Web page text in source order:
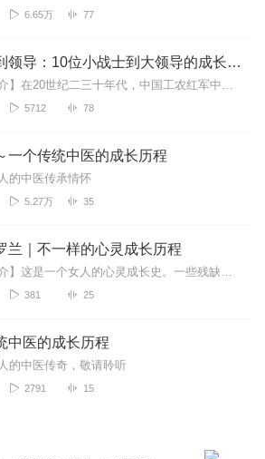
6.65万 77
从战士到领导：10位小战士到大领导的成长历程 | AI电子书
【内容简介】在20世纪二三十年代，中国工农红军中有很多年纪很小的战士，当时他们还没有枪高，被红军首长和大战士们称为“红小鬼”。他们英姿勃发，在硝烟滚滚的战场上...
5712 78
一个传统中医的成长历程
的中医传承情怀
5.27万 35
兰｜不一样的心灵成长历程
【内容简介】这是一个女人的心灵成长史。一些残缺的生命段落。一段另起一行的故事。有过诺言和慰藉，也有伤害和记忆。“我”在一个个孤独的夜，抽着圣罗兰，回忆着一张张曾...
381 25
中医的成长历程
的中医传奇，敬请聆听
2791 15